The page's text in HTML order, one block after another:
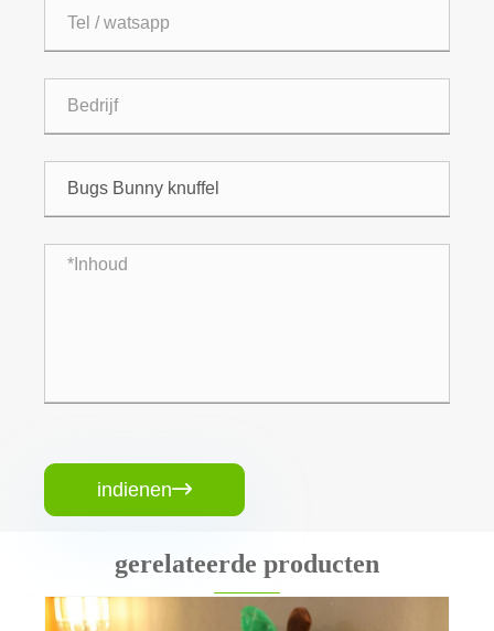
indienen
gerelateerde producten